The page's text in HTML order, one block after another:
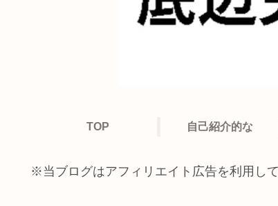
TOP 自己紹介的な
※当ブログはアフィリエイト広告を利用し